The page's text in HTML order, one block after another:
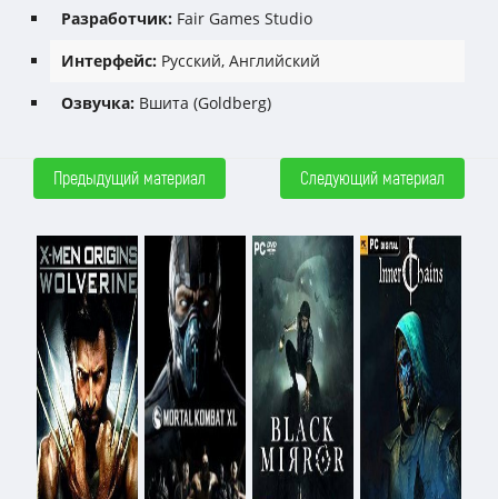
Разработчик: Fair Games Studio
Интерфейс: Русский, Английский
Озвучка: Вшита (Goldberg)
Предыдущий материал Следующий материал